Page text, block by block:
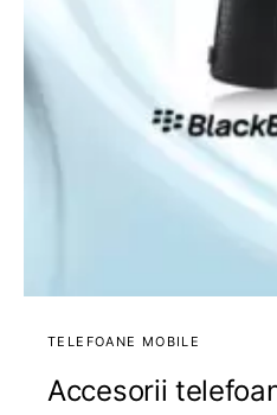
TELEFOANE MOBILE
Accesorii